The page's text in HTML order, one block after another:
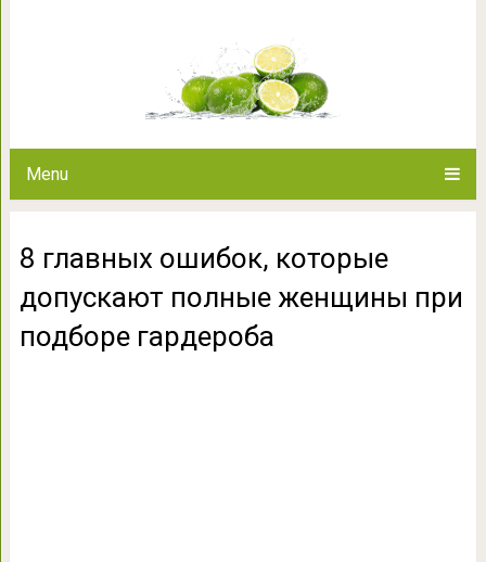
Menu
8 главных ошибок, которые
допускают полные женщины при
подборе гардероба